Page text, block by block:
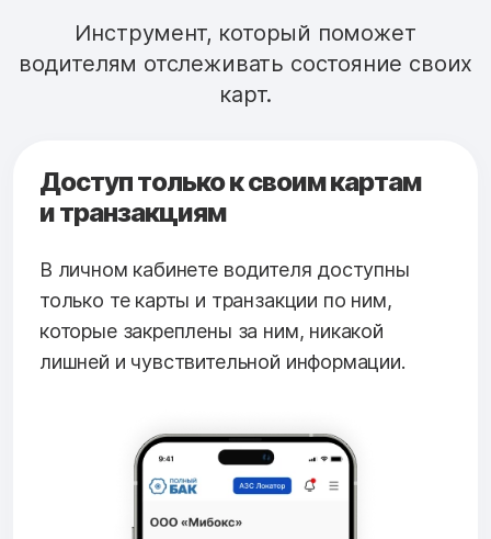
Инструмент, который поможет
водителям отслеживать состояние своих
карт.
Доступ только к своим картам
и транзакциям
В личном кабинете водителя доступны
только те карты и транзакции по ним,
которые закреплены за ним, никакой
лишней и чувствительной информации.